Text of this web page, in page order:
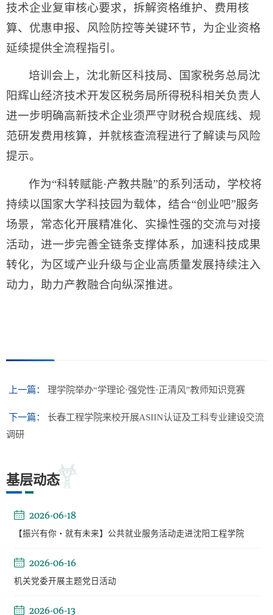
技术企业复审核心要求，拆解资格维护、费用核
算、优惠申报、风险防控等关键环节，为企业资格
延续提供全流程指引。
培训会上，沈北新区科技局、国家税务总局沈
阳辉山经济技术开发区税务局所得税科相关负责人
进一步明确高新技术企业须严守财税合规底线、规
范研发费用核算，并就核查流程进行了解读与风险
提示。
作为“科转赋能·产教共融”的系列活动，学校将
持续以国家大学科技园为载体，结合“创业吧”服务
场景，常态化开展精准化、实操性强的交流与对接
活动，进一步完善全链条支撑体系，加速科技成果
转化，为区域产业升级与企业高质量发展持续注入
动力，助力产教融合向纵深推进。
上一篇： 理学院举办“学理论·强党性·正清风”教师知识竞赛
下一篇：
长春工程学院来校开展ASIIN认证及工科专业建设交流
调研
基层动态
2026-06-18
【振兴有你・就有未来】公共就业服务活动走进沈阳工程学院
2026-06-16
机关党委开展主题党日活动
2026-06-13